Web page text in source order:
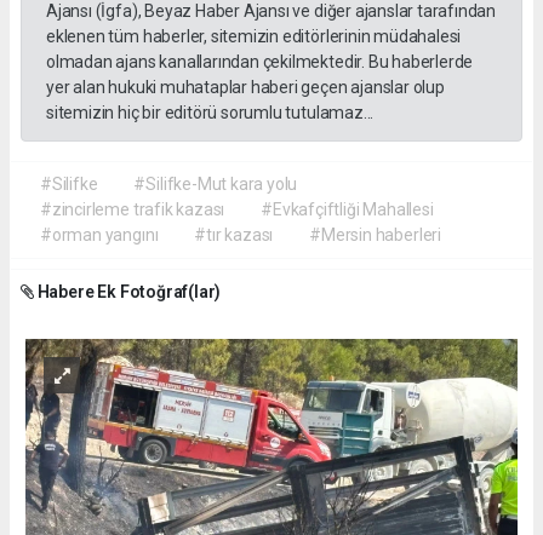
Ajansı (İgfa), Beyaz Haber Ajansı ve diğer ajanslar tarafından
eklenen tüm haberler, sitemizin editörlerinin müdahalesi
olmadan ajans kanallarından çekilmektedir. Bu haberlerde
yer alan hukuki muhataplar haberi geçen ajanslar olup
sitemizin hiç bir editörü sorumlu tutulamaz...
#Silifke
#Silifke-Mut kara yolu
#zincirleme trafik kazası
#Evkafçiftliği Mahallesi
#orman yangını
#tır kazası #Mersin haberleri
Habere Ek Fotoğraf(lar)